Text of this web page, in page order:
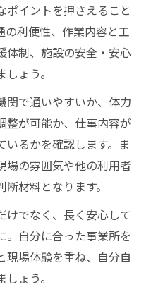
ポイントを押さえること
の利便性、作業内容と工
体制、施設の安全・安心
ょう。
関で通いやすいか、体力
整が可能か、仕事内容が
いるかを確認します。ま
場の雰囲気や他の利用者
材料となります。
けでなく、長く安心して
。自分に合った事業所を
現場体験を重ね、自分自
ょう。